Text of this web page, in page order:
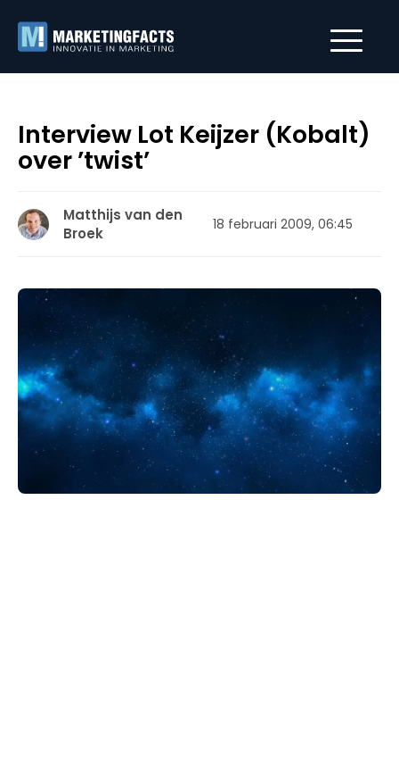
Interview Lot Keijzer (Kobalt)
over ’twist’
Matthijs van den
Broek
18 februari 2009, 06:45